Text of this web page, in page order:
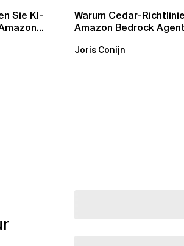
Sie KI-
Warum Cedar-
Amazon Bedrock
Joris Conijn